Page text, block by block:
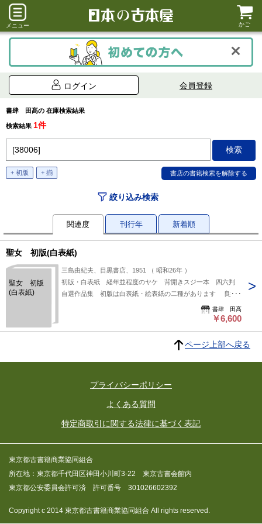
メニュー かご
ログイン 会員登録
書肆 田髙の 在庫検索結果
検索結果 1件
+ 初版 + 揃
絞り込み検索
関連度 刊行年 新着順
聖女 初版(白表紙)
聖女 初版
(白表紙)
三島由紀夫、目黒書店、1951 （ 昭和26年 ）
初版・白表紙 経年並程度のヤケ 背開きスジ一本 四六判
自選作品集 初版は白表紙・絵表紙の二種があります 良好
(極美・美・良好・並・並下・難) 書影の二枚目以降は当店サイ
書肆 田髙
￥6,600
ページ上部へ戻る
プライバシーポリシー
よくある質問
特定商取引に関する法律に基づく表記
東京都古書籍商業協同組合
所在地：東京都千代田区神田小川町3-22 東京古書会館内
東京都公安委員会許可済 許可番号 301026602392
Copyright c 2014 東京都古書籍商業協同組合 All rights reserved.